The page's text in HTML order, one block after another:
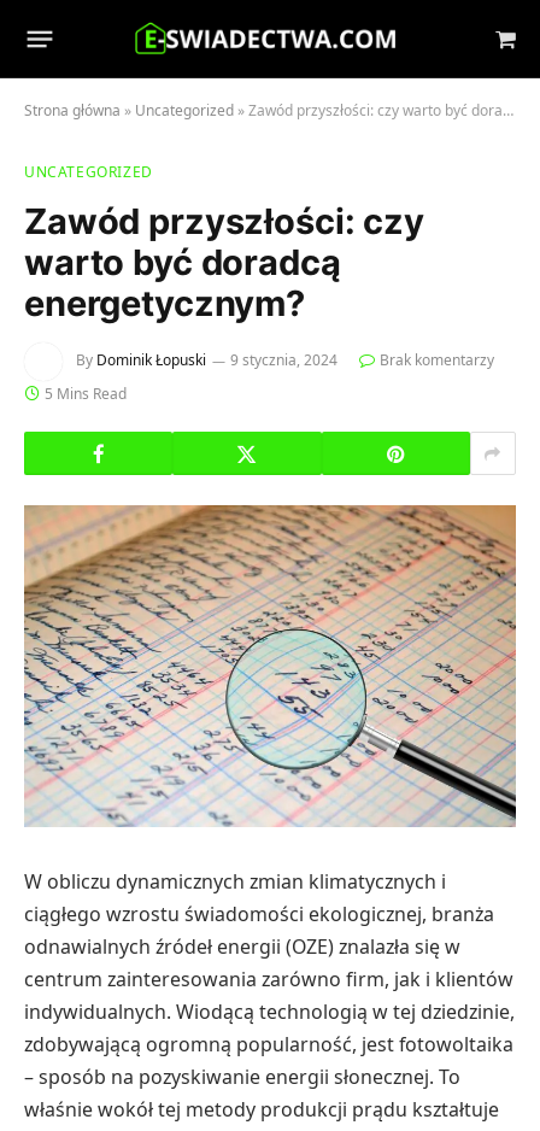
Cart
Strona główna » Uncategorized »Zawód przyszłości: czy warto być doradcą energetycznym?
UNCATEGORIZED
Zawód przyszłości: czy
warto być doradcą
energetycznym?
By Dominik Łopuski 9 stycznia, 2024
Brak komentarzy
5 Mins Read
W obliczu dynamicznych zmian klimatycznych i
ciągłego wzrostu świadomości ekologicznej, branża
odnawialnych źródeł energii (OZE) znalazła się w
centrum zainteresowania zarówno firm, jak i klientów
indywidualnych. Wiodącą technologią w tej dziedzinie,
zdobywającą ogromną popularność, jest fotowoltaika
– sposób na pozyskiwanie energii słonecznej. To
właśnie wokół tej metody produkcji prądu kształtuje